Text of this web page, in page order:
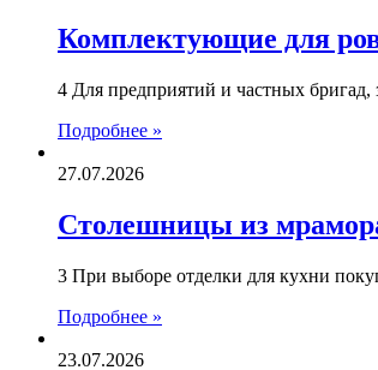
Комплектующие для
4 Для предприятий и частных
Подробнее »
27.07.2026
Столешницы из
3 При выборе отделки для кухни
Подробнее »
23.07.2026